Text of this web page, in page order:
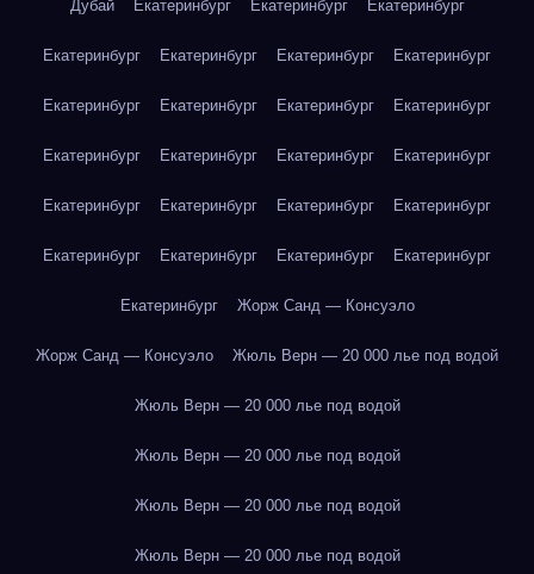
Дубай Екатеринбург Екатеринбург Екатеринбург
Екатеринбург Екатеринбург Екатеринбург Екатеринбург
Екатеринбург Екатеринбург Екатеринбург Екатеринбург
Екатеринбург Екатеринбург Екатеринбург Екатеринбург
Екатеринбург Екатеринбург Екатеринбург Екатеринбург
Екатеринбург Екатеринбург Екатеринбург Екатеринбург
Екатеринбург Жорж Санд — Консуэло
Жорж Санд — Консуэло Жюль Верн — 20 000 лье под водой
Жюль Верн — 20 000 лье под водой
Жюль Верн — 20 000 лье под водой
Жюль Верн — 20 000 лье под водой
Жюль Верн — 20 000 лье под водой